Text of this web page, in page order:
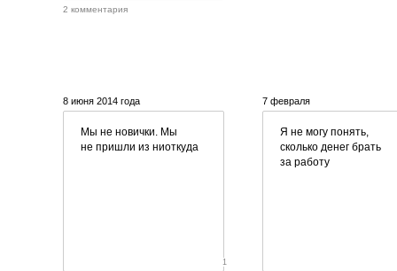
2 комментария
8 июня 2014 года
Мы не новички. Мы
не пришли из ниоткуда
1
7 февраля
Я не могу понять,
сколько денег брать
за работу